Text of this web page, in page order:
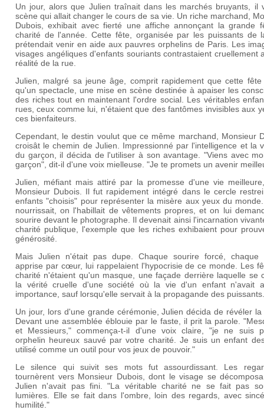
Un jour, alors que Julien traînait dans les marchés bruyants, il
scène qui allait changer le cours de sa vie. Un riche marchand,
Dubois, exhibait avec fierté une affiche annonçant la grande
charité de l'année. Cette fête, organisée par les puissants de
prétendait venir en aide aux pauvres orphelins de Paris. Les
visages angéliques d'enfants souriants contrastaient cruellement
réalité de la rue.
Julien, malgré sa jeune âge, comprit rapidement que cette fête
qu'un spectacle, une mise en scène destinée à apaiser les
des riches tout en maintenant l'ordre social. Les véritables
rues, ceux comme lui, n'étaient que des fantômes invisibles aux
ces bienfaiteurs.
Cependant, le destin voulut que ce même marchand, Monsieur
croisât le chemin de Julien. Impressionné par l'intelligence et la
du garçon, il décida de l'utiliser à son avantage. "Viens avec
garçon", dit-il d'une voix mielleuse. "Je te promets un avenir
Julien, méfiant mais attiré par la promesse d'une vie
Monsieur Dubois. Il fut rapidement intégré dans le cercle
enfants "choisis" pour représenter la misère aux yeux du
nourrissait, on l'habillait de vêtements propres, et on lui
sourire devant le photographe. Il devenait ainsi l'incarnation
charité publique, l'exemple que les riches exhibaient pour
générosité.
Mais Julien n'était pas dupe. Chaque sourire forcé, chaque
apprise par cœur, lui rappelaient l'hypocrisie de ce monde. Les
charité n'étaient qu'un masque, une façade derrière laquelle se
la vérité cruelle d'une société où la vie d'un enfant n'avait
importance, sauf lorsqu'elle servait à la propagande des puissants.
Un jour, lors d'une grande cérémonie, Julien décida de révéler la
Devant une assemblée éblouie par le faste, il prit la parole.
et Messieurs," commença-t-il d'une voix claire, "je ne suis
orphelin heureux sauvé par votre charité. Je suis un enfant
utilisé comme un outil pour vos jeux de pouvoir."
Le silence qui suivit ses mots fut assourdissant. Les
tournèrent vers Monsieur Dubois, dont le visage se
Julien n'avait pas fini. "La véritable charité ne se fait pas
lumières. Elle se fait dans l'ombre, loin des regards, avec
humilité."